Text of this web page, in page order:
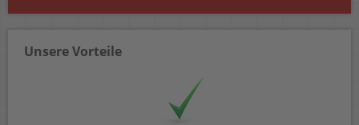
Unsere Vorteile